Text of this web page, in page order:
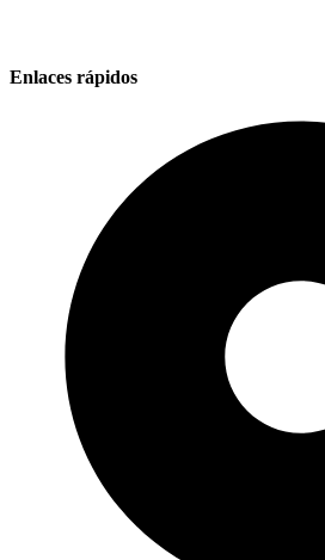
Enlaces rápidos